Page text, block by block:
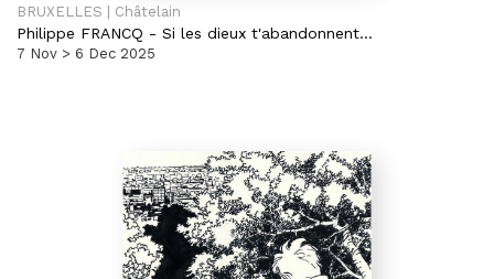
BRUXELLES | Châtelain
Philippe FRANCQ - Si les dieux t'abandonnent...
7 Nov > 6 Dec 2025